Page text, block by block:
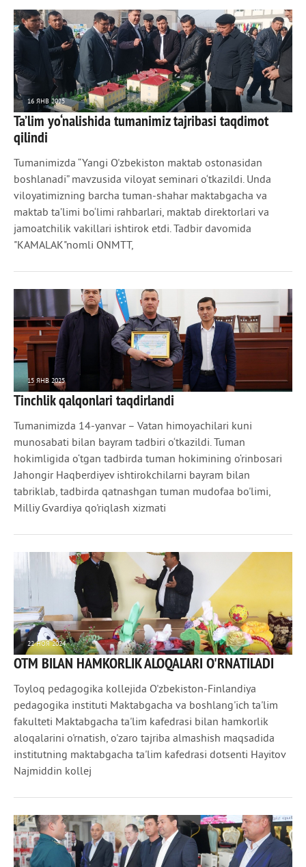
16 ЯНВ 2025
3 962 0
Ta’lim yo‘nalishida tumanimiz tajribasi taqdimot
qilindi
Tumanimizda “Yangi O'zbekiston maktab ostonasidan
boshlanadi” mavzusida viloyat seminari o‘tkazildi. Unda
viloyatimizning barcha tuman-shahar maktabgacha va
maktab ta’limi bo‘limi rahbarlari, maktab direktorlari va
jamoatchilik vakillari ishtirok etdi. Tadbir davomida
"KAMALAK"nomli ONMTT,
15 ЯНВ 2025
2 688 0
Tinchlik qalqonlari taqdirlandi
Tumanimizda 14-yanvar – Vatan himoyachilari kuni
munosabati bilan bayram tadbiri o‘tkazildi. Tuman
hokimligida o‘tgan tadbirda tuman hokimining o‘rinbosari
Jahongir Haqberdiyev ishtirokchilarni bayram bilan
tabriklab, tadbirda qatnashgan tuman mudofaa bo'limi,
Milliy Gvardiya qo'riqlash xizmati
22 НОЯ 2024
1 734 0
OTM BILAN HAMKORLIK ALOQALARI O'RNATILADI
Toyloq pedagogika kollejida O'zbekiston-Finlandiya
pedagogika instituti Maktabgacha va boshlang'ich ta'lim
fakulteti Maktabgacha ta'lim kafedrasi bilan hamkorlik
aloqalarini o'rnatish, o'zaro tajriba almashish maqsadida
institutning maktabgacha ta'lim kafedrasi dotsenti Hayitov
Najmiddin kollej